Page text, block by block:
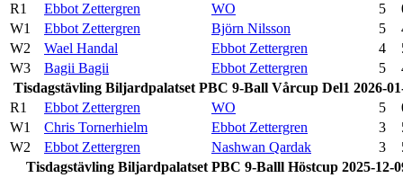
R1
Ebbot Zettergren WO 5
W1
Ebbot Zettergren Björn Nilsson 5
W2
Wael Handal Ebbot Zettergren 4
W3
Bagii Bagii Ebbot Zettergren 5
Tisdagstävling Biljardpalatset PBC 9-Ball Vårcup Del1 2026-
R1
Ebbot Zettergren WO 5
W1
Chris Tornerhielm Ebbot Zettergren 3
W2
Ebbot Zettergren Nashwan Qardak 3
Tisdagstävling Biljardpalatset PBC 9-Balll Höstcup 2025-12-